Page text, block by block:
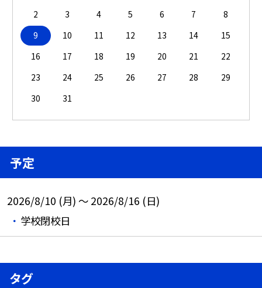
2
3 4 5 6 7
8
9
10 11 12 13 14
15
16
17 18 19 20 21
22
23
24 25 26 27 28
29
30
31
予定
2026/8/10 (月) ～ 2026/8/16 (日)
学校閉校日
タグ